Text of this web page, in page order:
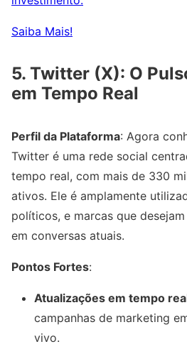
Saiba Mais!
5. Twitter (X): O
em Tempo Real
Perfil da Plataforma: Agora
Twitter é uma rede social
tempo real, com mais de 330
ativos. Ele é amplamente
políticos, e marcas que
em conversas atuais.
Pontos Fortes:
Atualizações em tempo
campanhas de marketing
vivo.